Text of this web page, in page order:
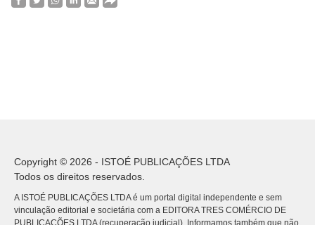
Copyright © 2026 - ISTOÉ PUBLICAÇÕES LTDA
Todos os direitos reservados.
A ISTOÉ PUBLICAÇÕES LTDA é um portal digital independente e sem
vinculação editorial e societária com a EDITORA TRES COMÉRCIO DE
PUBLICACÕES LTDA (recuperação judicial). Informamos também que não